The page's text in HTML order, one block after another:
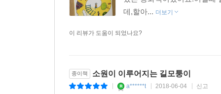
데,할아... 더보기
이 리뷰가 도움이 되었나요?
종이책 소원이 이루어지는 길모퉁이
a******t 2018-06-04 신고